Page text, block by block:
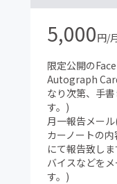
5,000円/
限定公開の
Autograph
なり次第、手
す。)
月一報告メー
カーノートの
にて報告致し
バイスなどを
す。)